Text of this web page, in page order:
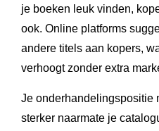
je boeken leuk vinden,
ook. Online platforms
andere titels aan kopers,
verhoogt zonder extra
Je onderhandelingspositie
sterker naarmate je